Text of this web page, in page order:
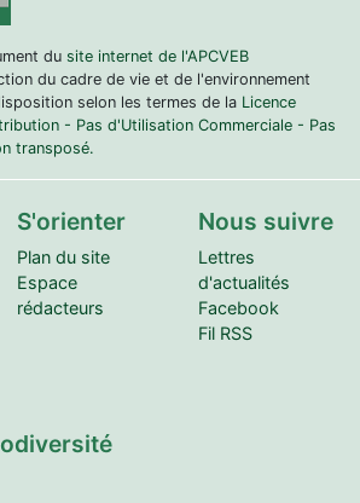
du site internet de l'APCVEB
du cadre de vie et de l'environnement
selon les termes de la Licence
- Pas d'Utilisation Commerciale - Pas
transposé.
S'orienter
Plan du site
Espace
rédacteurs
Nous suivre
Lettres
d'actualités
Facebook
Fil RSS